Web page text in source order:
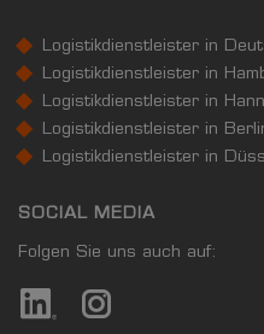
Logistikdienstleister in
Logistikdienstleister in
Logistikdienstleister in
Logistikdienstleister in
Logistikdienstleister in
SOCIAL MEDIA
Folgen Sie uns auch auf: